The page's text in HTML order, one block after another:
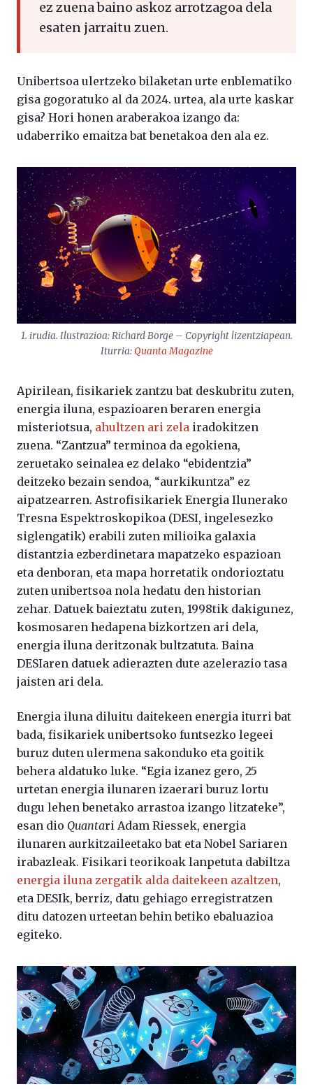
ez zuena baino askoz arrotzagoa dela
esaten jarraitu zuen.
Unibertsoa ulertzeko bilaketan urte enblematiko
gisa gogoratuko al da 2024. urtea, ala urte kaskar
gisa? Hori honen araberakoa izango da:
udaberriko emaitza bat benetakoa den ala ez.
1. irudia. Ilustrazioa: Richard Borge – Copyright lizentziapean.
Iturria:Quanta Magazine
Apirilean, fisikariek zantzu bat deskubritu zuten,
energia iluna, espazioaren beraren energia
misteriotsua, ahultzen ari zela iradokitzen
zuena. “Zantzua” terminoa da egokiena,
zeruetako seinalea ez delako “ebidentzia”
deitzeko bezain sendoa, “aurkikuntza” ez
aipatzearren. Astrofisikariek Energia Ilunerako
Tresna Espektroskopikoa (DESI, ingelesezko
siglengatik) erabili zuten milioika galaxia
distantzia ezberdinetara mapatzeko espazioan
eta denboran, eta mapa horretatik ondorioztatu
zuten unibertsoa nola hedatu den historian
zehar. Datuek baieztatu zuten, 1998tik dakigunez,
kosmosaren hedapena bizkortzen ari dela,
energia iluna deritzonak bultzatuta. Baina
DESIaren datuek adierazten dute azelerazio tasa
jaisten ari dela.
Energia iluna diluitu daitekeen energia iturri bat
bada, fisikariek unibertsoko funtsezko legeei
buruz duten ulermena sakonduko eta goitik
behera aldatuko luke. “Egia izanez gero, 25
urtetan energia ilunaren izaerari buruz lortu
dugu lehen benetako arrastoa izango litzateke”,
esan dio Quantari Adam Riessek, energia
ilunaren aurkitzaileetako bat eta Nobel Sariaren
irabazleak. Fisikari teorikoak lanpetuta dabiltza
energia iluna zergatik alda daitekeen azaltzen,
eta DESIk, berriz, datu gehiago erregistratzen
ditu datozen urteetan behin betiko ebaluazioa
egiteko.